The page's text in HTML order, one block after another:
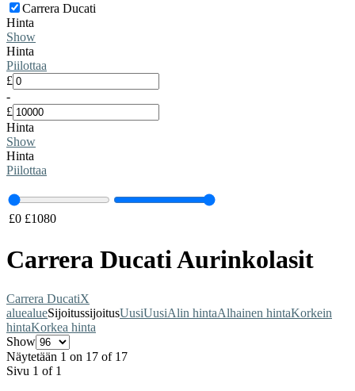
Carrera Ducati
Hinta
Show
Hinta
Piilottaa
£
-
£
Hinta
Show
Hinta
Piilottaa
£0 £1080
Carrera Ducati Aurinkolasit
Carrera DucatiX
aluealueSijoitussijoitusUusiUusiAlin hintaAlhainen hintaKorkein
hintaKorkea hinta
Show
Näytetään 1 on 17 of 17
Sivu 1 of 1